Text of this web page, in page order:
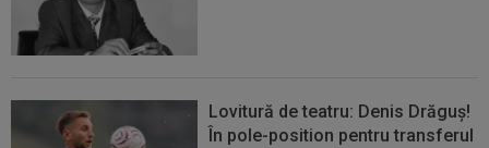
Lovitură de teatru: Denis Drăguș!
În pole-position pentru transferul